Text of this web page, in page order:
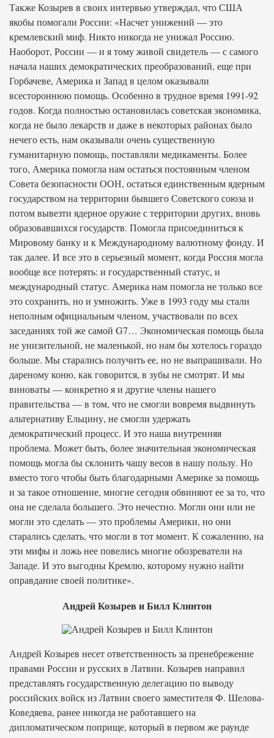
Также Козырев в своих интервью утверждал, что США
якобы помогали России: «Насчет унижений — это
кремлевский миф. Никто никогда не унижал Россию.
Наоборот, России — и я тому живой свидетель — с самого
начала наших демократических преобразований, еще при
Горбачеве, Америка и Запад в целом оказывали
всестороннюю помощь. Особенно в трудное время 1991-92
годов. Когда полностью остановилась советская экономика,
когда не было лекарств и даже в некоторых районах было
нечего есть, нам оказывали очень существенную
гуманитарную помощь, поставляли медикаменты. Более
того, Америка помогла нам остаться постоянным членом
Совета безопасности ООН, остаться единственным ядерным
государством на территории бывшего Советского союза и
потом вывезти ядерное оружие с территории других, вновь
образовавшихся государств. Помогла присоединиться к
Мировому банку и к Международному валютному фонду. И
так далее. И все это в серьезный момент, когда Россия могла
вообще все потерять: и государственный статус, и
международный статус. Америка нам помогла не только все
это сохранить, но и умножить. Уже в 1993 году мы стали
неполным официальным членом, участвовали по всех
заседаниях той же самой G7… Экономическая помощь была
не унизительной, не маленькой, но нам бы хотелось гораздо
больше. Мы старались получить ее, но не выпрашивали. Но
дареному коню, как говорится, в зубы не смотрят. И мы
виноваты — конкретно я и другие члены нашего
правительства — в том, что не смогли вовремя выдвинуть
альтернативу Ельцину, не смогли удержать
демократический процесс. И это наша внутренняя
проблема. Может быть, более значительная экономическая
помощь могла бы склонить чашу весов в нашу пользу. Но
вместо того чтобы быть благодарными Америке за помощь
и за такое отношение, многие сегодня обвиняют ее за то, что
она не сделала большего. Это нечестно. Могли они или не
могли это сделать — это проблемы Америки, но они
старались сделать, что могли в тот момент. К сожалению, на
эти мифы и ложь нее повелись многие обозреватели на
Западе. И это выгодны Кремлю, которому нужно найти
оправдание своей политике».
Андрей Козырев и Билл Клинтон
Андрей Козырев несет ответственность за пренебрежение
правами России и русских в Латвии. Козырев направил
представлять государственную делегацию по выводу
российских войск из Латвии своего заместителя Ф. Шелова-
Коведяева, ранее никогда не работавшего на
дипломатическом поприще, который в первом же раунде